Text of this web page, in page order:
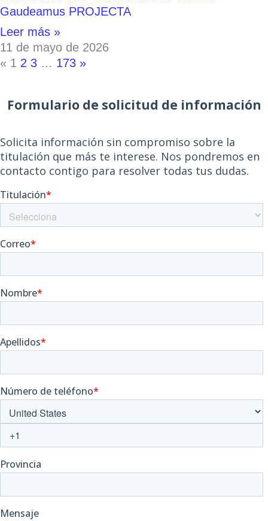
Gaudeamus PROJECTA
Leer más »
11 de mayo de 2026
« 1 2 3 … 173 »